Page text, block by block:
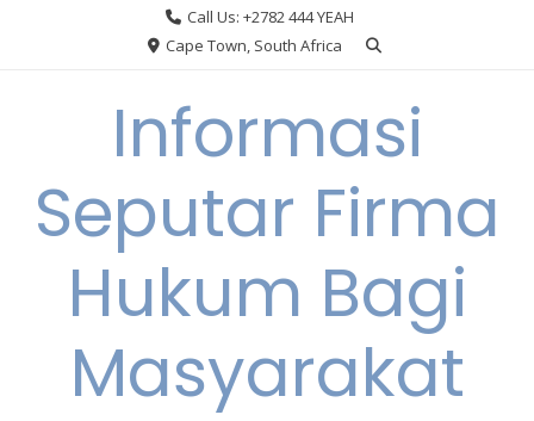
Call Us: +2782 444 YEAH
Cape Town, South Africa
Informasi
Seputar Firma
Hukum Bagi
Masyarakat